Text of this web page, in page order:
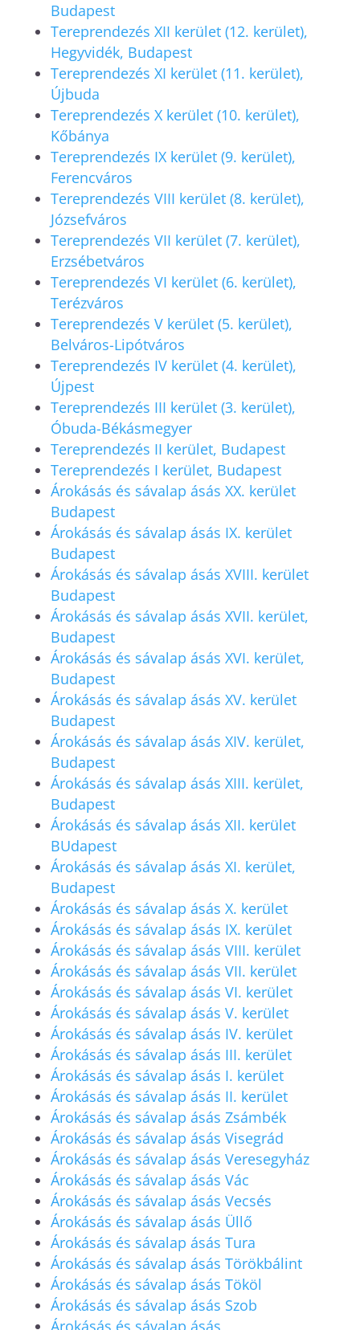
Budapest
Tereprendezés XII kerület (12. kerület),
Hegyvidék, Budapest
Tereprendezés XI kerület (11. kerület),
Újbuda
Tereprendezés X kerület (10. kerület),
Kőbánya
Tereprendezés IX kerület (9. kerület),
Ferencváros
Tereprendezés VIII kerület (8. kerület),
Józsefváros
Tereprendezés VII kerület (7. kerület),
Erzsébetváros
Tereprendezés VI kerület (6. kerület),
Terézváros
Tereprendezés V kerület (5. kerület),
Belváros-Lipótváros
Tereprendezés IV kerület (4. kerület),
Újpest
Tereprendezés III kerület (3. kerület),
Óbuda-Békásmegyer
Tereprendezés II kerület, Budapest
Tereprendezés I kerület, Budapest
Árokásás és sávalap ásás XX. kerület
Budapest
Árokásás és sávalap ásás IX. kerület
Budapest
Árokásás és sávalap ásás XVIII. kerület
Budapest
Árokásás és sávalap ásás XVII. kerület,
Budapest
Árokásás és sávalap ásás XVI. kerület,
Budapest
Árokásás és sávalap ásás XV. kerület
Budapest
Árokásás és sávalap ásás XIV. kerület,
Budapest
Árokásás és sávalap ásás XIII. kerület,
Budapest
Árokásás és sávalap ásás XII. kerület
BUdapest
Árokásás és sávalap ásás XI. kerület,
Budapest
Árokásás és sávalap ásás X. kerület
Árokásás és sávalap ásás IX. kerület
Árokásás és sávalap ásás VIII. kerület
Árokásás és sávalap ásás VII. kerület
Árokásás és sávalap ásás VI. kerület
Árokásás és sávalap ásás V. kerület
Árokásás és sávalap ásás IV. kerület
Árokásás és sávalap ásás III. kerület
Árokásás és sávalap ásás I. kerület
Árokásás és sávalap ásás II. kerület
Árokásás és sávalap ásás Zsámbék
Árokásás és sávalap ásás Visegrád
Árokásás és sávalap ásás Veresegyház
Árokásás és sávalap ásás Vác
Árokásás és sávalap ásás Vecsés
Árokásás és sávalap ásás Üllő
Árokásás és sávalap ásás Tura
Árokásás és sávalap ásás Törökbálint
Árokásás és sávalap ásás Tököl
Árokásás és sávalap ásás Szob
Árokásás és sávalap ásás